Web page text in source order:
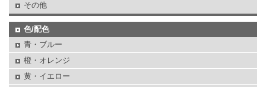
その他
色/配色
青・ブルー
橙・オレンジ
黄・イエロー